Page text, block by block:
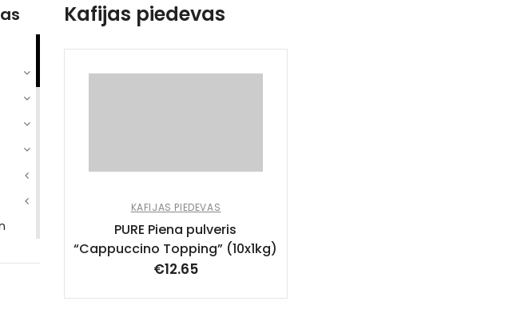
Kafijas piedevas
KAFIJAS PIEDEVAS
PURE Piena pulveris
“Cappuccino Topping” (10x1kg)
€12.65